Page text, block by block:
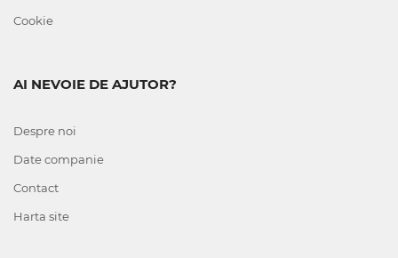
Cookie
AI NEVOIE DE AJUTOR?
Despre noi
Date companie
Contact
Harta site